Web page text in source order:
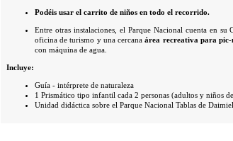
Podéis usar el carrito de niños en todo el recorrido.
Entre otras instalaciones, el Parque Nacional cuenta en
oficina de turismo y una cercanaárea recreativa para pic-
con máquina de agua.
Incluye:
Guía - intérprete de naturaleza
1 Prismático tipo infantil cada 2 personas (adultos y niños
Unidad didáctica sobre el Parque Nacional Tablas de Daimiel